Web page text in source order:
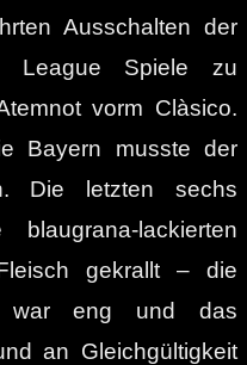
Ausschalten der
League Spiele zu
vorm Clàsico.
Bayern musste der
Die letzten sechs
lackierten
gekrallt – die
war eng und das
an Gleichgültigkeit